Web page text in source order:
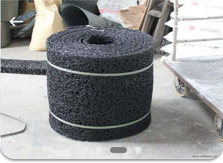
บ้าน
สินค้า
เกี่ยว
กับ
2026
HUATAO
LOVER
LTD.
Rights
Reserved.